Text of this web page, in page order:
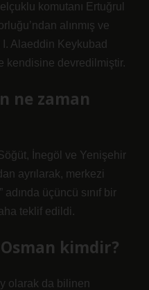
komutanı Ertuğrul
alınmış ve
Alaeddin Keykubad
kendisine devredilmiştir.
ne zaman
İnegöl ve Yenişehir
ayrılarak, merkezi
üçüncü sınıf bir
teklif edildi.
kimdir?
olarak da bilinen